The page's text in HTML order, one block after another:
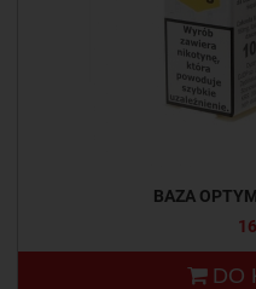
BAZA
DO